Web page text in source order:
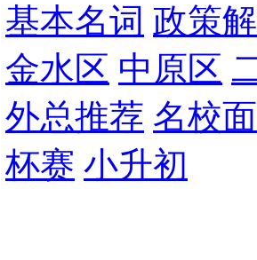
基本名词 政策
金水区 中原区
外总推荐 名校
杯赛 小升初